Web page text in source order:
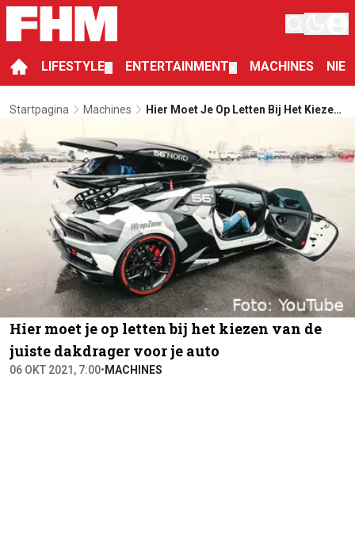
LIFESTYLE ENTERTAINMENT MACHINES
Startpagina Machines
Hier Moet Je Op Letten Bij Het Kiezen
Auto
Hier moet je op letten bij het kiezen van de
juiste dakdrager voor je auto
06 OKT 2021, 7:00• MACHINES